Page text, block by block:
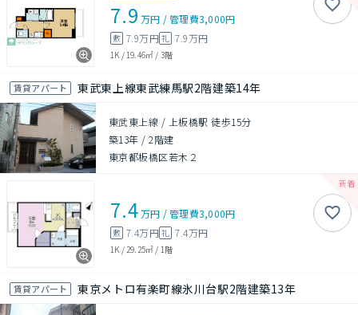
7.9 万円 /管理費3,000円
敷 7.9万円礼 7.9万円
1K /19.46㎡ / 3階
賃貸アパート 東武東上線東武練馬駅2階建築14年
東武東上線 / 上板橋駅 徒歩15分
築13年 /2階建
東京都板橋区若木２
7.4万円 /管理費3,000円
敷 7.4万円礼 7.4万円
1K / 29.25㎡ / 1階
賃貸アパート 東京メトロ有楽町線氷川台駅2階建築13年